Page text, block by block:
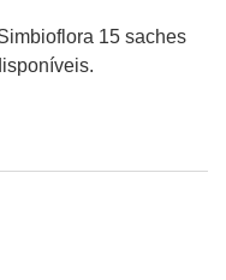
15 saches